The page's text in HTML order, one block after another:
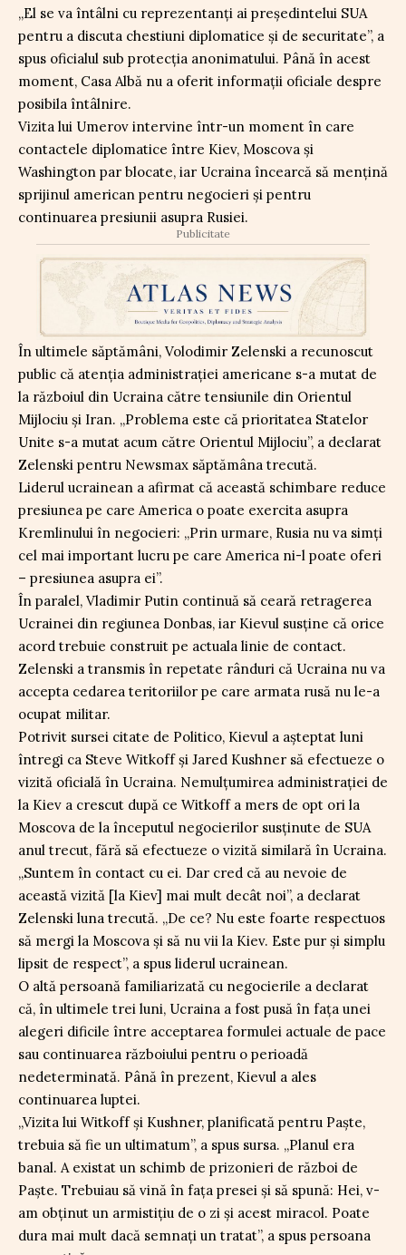
„El se va întâlni cu reprezentanți ai președintelui SUA
pentru a discuta chestiuni diplomatice și de securitate”, a
spus oficialul sub protecția anonimatului. Până în acest
moment, Casa Albă nu a oferit informații oficiale despre
posibila întâlnire.
Vizita lui Umerov intervine într-un moment în care
contactele diplomatice între Kiev, Moscova și
Washington par blocate, iar Ucraina încearcă să mențină
sprijinul american pentru negocieri și pentru
continuarea presiunii asupra Rusiei.
Publicitate
În ultimele săptămâni, Volodimir Zelenski a recunoscut
public că atenția administrației americane s-a mutat de
la războiul din Ucraina către tensiunile din Orientul
Mijlociu și Iran. „Problema este că prioritatea Statelor
Unite s-a mutat acum către Orientul Mijlociu”, a declarat
Zelenski pentru Newsmax săptămâna trecută.
Liderul ucrainean a afirmat că această schimbare reduce
presiunea pe care America o poate exercita asupra
Kremlinului în negocieri: „Prin urmare, Rusia nu va simți
cel mai important lucru pe care America ni-l poate oferi
– presiunea asupra ei”.
În paralel, Vladimir Putin continuă să ceară retragerea
Ucrainei din regiunea Donbas, iar Kievul susține că orice
acord trebuie construit pe actuala linie de contact.
Zelenski a transmis în repetate rânduri că Ucraina nu va
accepta cedarea teritoriilor pe care armata rusă nu le-a
ocupat militar.
Potrivit sursei citate de Politico, Kievul a așteptat luni
întregi ca Steve Witkoff și Jared Kushner să efectueze o
vizită oficială în Ucraina. Nemulțumirea administrației de
la Kiev a crescut după ce Witkoff a mers de opt ori la
Moscova de la începutul negocierilor susținute de SUA
anul trecut, fără să efectueze o vizită similară în Ucraina.
„Suntem în contact cu ei. Dar cred că au nevoie de
această vizită [la Kiev] mai mult decât noi”, a declarat
Zelenski luna trecută. „De ce? Nu este foarte respectuos
să mergi la Moscova și să nu vii la Kiev. Este pur și simplu
lipsit de respect”, a spus liderul ucrainean.
O altă persoană familiarizată cu negocierile a declarat
că, în ultimele trei luni, Ucraina a fost pusă în fața unei
alegeri dificile între acceptarea formulei actuale de pace
sau continuarea războiului pentru o perioadă
nedeterminată. Până în prezent, Kievul a ales
continuarea luptei.
„Vizita lui Witkoff și Kushner, planificată pentru Paște,
trebuia să fie un ultimatum”, a spus sursa. „Planul era
banal. A existat un schimb de prizonieri de război de
Paște. Trebuiau să vină în fața presei și să spună: Hei, v-
am obținut un armistițiu de o zi și acest miracol. Poate
dura mai mult dacă semnați un tratat”, a spus persoana